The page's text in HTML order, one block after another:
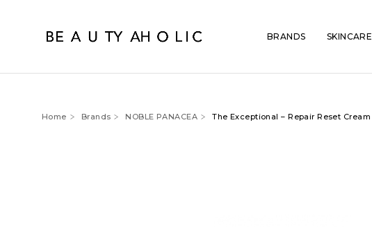
BRANDS SKINCARE
Home Brands NOBLE PANACEA The Exceptional – Repair Reset Cream